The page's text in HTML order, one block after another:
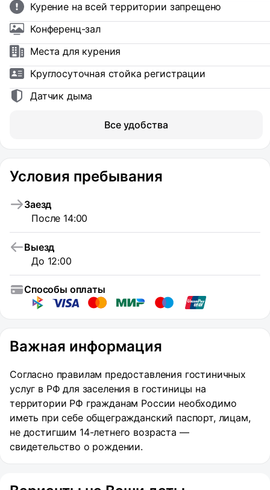
Курение на всей территории запрещено
Конференц-зал
Места для курения
Круглосуточная стойка регистрации
Датчик дыма
Все удобства
Условия пребывания
Заезд
После 14:00
Выезд
До 12:00
Способы оплаты
Важная информация
Согласно правилам предоставления гостиничных
услуг в РФ для заселения в гостиницы на
территории РФ гражданам России необходимо
иметь при себе общегражданский паспорт, лицам,
не достигшим 14-летнего возраста —
свидетельство о рождении.